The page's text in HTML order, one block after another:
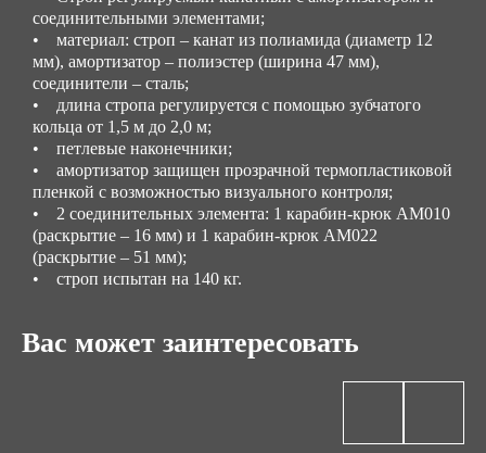
соединительными элементами;
• материал: строп – канат из полиамида (диаметр 12
мм), амортизатор – полиэстер (ширина 47 мм),
соединители – сталь;
• длина стропа регулируется с помощью зубчатого
кольца от 1,5 м до 2,0 м;
• петлевые наконечники;
• амортизатор защищен прозрачной термопластиковой
пленкой с возможностью визуального контроля;
• 2 соединительных элемента: 1 карабин-крюк AM010
(раскрытие – 16 мм) и 1 карабин-крюк AM022
(раскрытие – 51 мм);
• строп испытан на 140 кг.
Вас может заинтересовать